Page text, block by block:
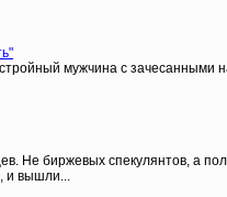
мужчина с
Не биржевых спекулянтов, а
и вышли...